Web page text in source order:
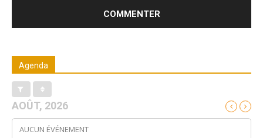
Agenda
AOÛT, 2026
AUCUN ÉVÉNEMENT